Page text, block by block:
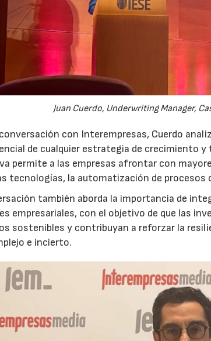
Juan Cuerdo, Underwriting Manager,
con Interempresas, Cuerdo
de cualquier estrategia de crecimiento
permite a las empresas afrontar con
tecnologías, la automatización de procesos
también aborda la importancia de
empresariales, con el objetivo de que las
sostenibles y contribuyan a reforzar la
e incierto.